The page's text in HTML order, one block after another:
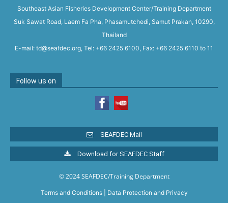
Southeast Asian Fisheries Development Center/Training Department
Suk Sawat Road, Laem Fa Pha, Phasamutchedi, Samut Prakan, 10290,
Thailand
E-mail: td@seafdec.org, Tel: +66 2425 6100, Fax: +66 2425 6110 to 11
Follow us on
SEAFDEC Mail
Download for SEAFDEC Staff
© 2024 SEAFDEC/Training Department
Terms and Conditions| Data Protection and Privacy